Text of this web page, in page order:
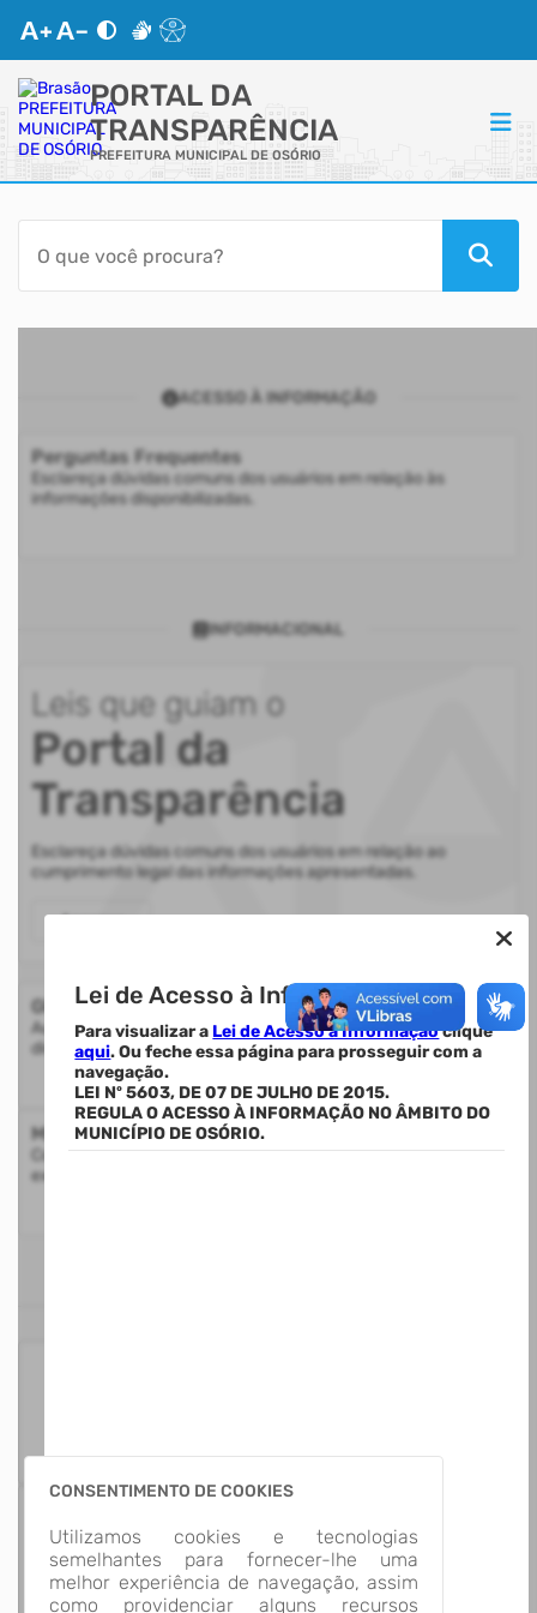
PORTAL DA
TRANSPARÊNCIA
PREFEITURA MUNICIPAL DE OSÓRIO
ACESSO RÁPIDO
Acessibilidade
Autoatendimento
Mapa do Site
Lei de Acesso à Informação.
Para visualizar a Lei de Acesso à Informaçãoclique
aqui. Ou feche essa página para prosseguir com a
navegação.
LEI Nº 5603, DE 07 DE JULHO DE 2015.
REGULA O ACESSO À INFORMAÇÃO NO ÂMBITO DO
MUNICÍPIO DE OSÓRIO.
CONSENTIMENTO DE COOKIES
Utilizamos cookies e tecnologias
semelhantes para fornecer-lhe uma
melhor experiência de navegação, assim
como providenciar alguns recursos
ACESSO À INFORMAÇÃO
Perguntas Frequentes
Esclareça dúvidas comuns dos usuários em relação às
informações disponibilizadas.
INFORMACIONAL
Leis que guiam o
Portal da
Transparência
Esclareça dúvidas comuns dos usuários em relação ao
cumprimento legal das informações apresentadas.
Acessar
Glossário
Auxilia na compreensão de termos utilizados nas informações
disponibilizadas.
Mapa do Site
Consulte a estrutura do Portal da Transparência com a
exibição de todos os itens disponíveis
13 Grupos de
Informação